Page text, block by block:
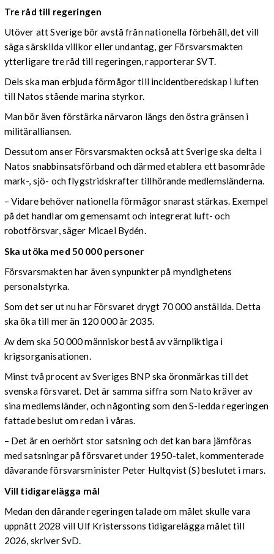
Tre råd till regeringen
Utöver att Sverige bör avstå från nationella förbehåll, det vill
säga särskilda villkor eller undantag, ger Försvarsmakten
ytterligare tre råd till regeringen, rapporterar SVT.
Dels ska man erbjuda förmågor till incidentberedskap i luften
till Natos stående marina styrkor.
Man bör även förstärka närvaron längs den östra gränsen i
militäralliansen.
Dessutom anser Försvarsmakten också att Sverige ska delta i
Natos snabbinsatsförband och därmed etablera ett basområde
mark-, sjö- och flygstridskrafter tillhörande medlemsländerna.
– Vidare behöver nationella förmågor snarast stärkas. Exempel
på det handlar om gemensamt och integrerat luft- och
robotförsvar, säger Micael Bydén.
Ska utöka med 50 000 personer
Försvarsmakten har även synpunkter på myndighetens
personalstyrka.
Som det ser ut nu har Försvaret drygt 70 000 anställda. Detta
ska öka till mer än 120 000 år 2035.
Av dem ska 50 000 människor bestå av värnpliktiga i
krigsorganisationen.
Minst två procent av Sveriges BNP ska öronmärkas till det
svenska försvaret. Det är samma siffra som Nato kräver av
sina medlemsländer, och någonting som den S-ledda regeringen
fattade beslut om redan i våras.
– Det är en oerhört stor satsning och det kan bara jämföras
med satsningar på försvaret under 1950-talet, kommenterade
dåvarande försvarsminister Peter Hultqvist (S) beslutet i mars.
Vill tidigarelägga mål
Medan den dårande regeringen talade om målet skulle vara
uppnått 2028 vill Ulf Kristerssons tidigarelägga målet till
2026, skriver SvD.